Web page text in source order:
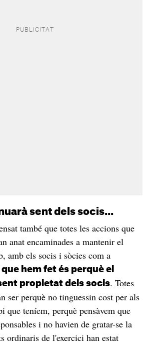
sent dels socis...
també que totes les accions que
anat encaminades a mantenir el
amb els socis i sòcies com a
que hem fet és perquè el
propietat dels socis. Totes
ser perquè no tinguessin cost per als
que teníem, perquè pensàvem que
i no havien de gratar-se la
ordinaris de l'exercici han estat